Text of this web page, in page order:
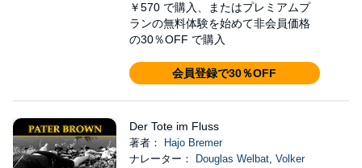
￥570 で購入、またはプレミアムプ
ランの無料体験を始めて非会員価格
の30％OFF で購入
会員登録で30％OFF
Der Tote im Fluss
著者：
Hajo Bremer
ナレーター：
Douglas Welbat, Volker